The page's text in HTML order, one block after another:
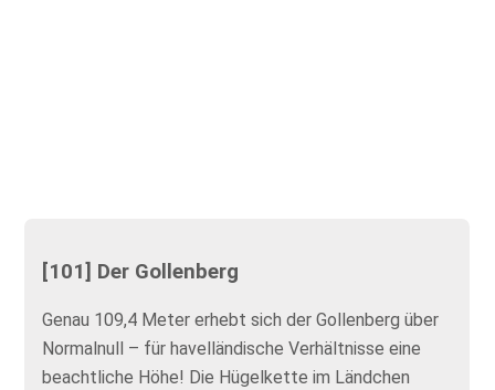
[101] Der Gollenberg
Genau 109,4 Meter erhebt sich der Gollenberg über
Normalnull – für havelländische Verhältnisse eine
beachtliche Höhe! Die Hügelkette im Ländchen